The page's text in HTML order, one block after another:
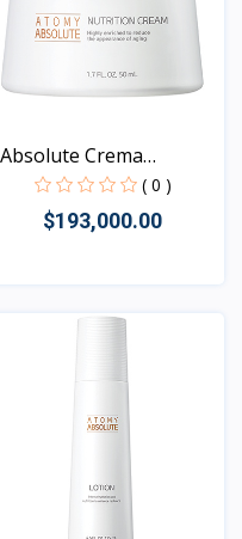
Absolute Crema
Nutritiv...
( 0 )
$193,000.00
Vista